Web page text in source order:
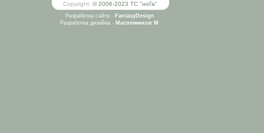
Copyright: © 2006-2023 ТС "ноГа"
Разработка сайта - FantasyDesign
Разработка дизайна - Масленников М